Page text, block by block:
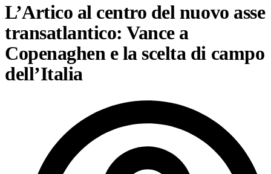
L’Artico al centro del nuovo asse
transatlantico: Vance a
Copenaghen e la scelta di campo
dell’Italia